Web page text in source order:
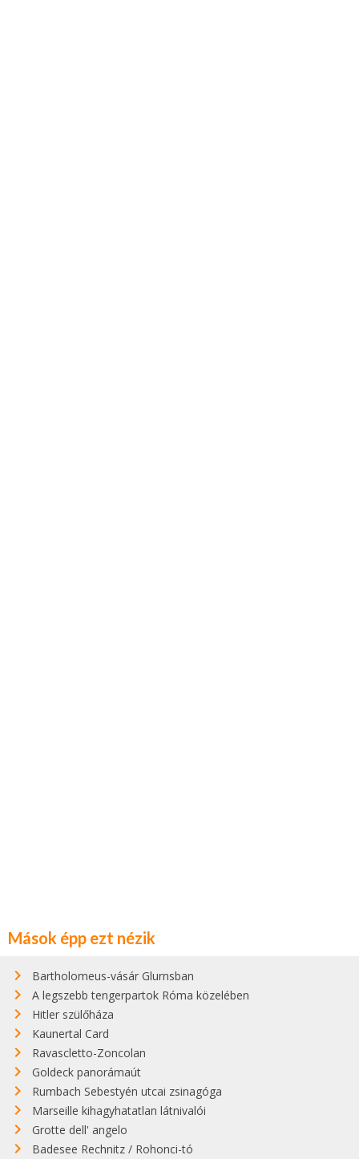
Mások épp ezt nézik
Bartholomeus-vásár Glurnsban
A legszebb tengerpartok Róma közelében
Hitler szülőháza
Kaunertal Card
Ravascletto-Zoncolan
Goldeck panorámaút
Rumbach Sebestyén utcai zsinagóga
Marseille kihagyhatatlan látnivalói
Grotte dell' angelo
Badesee Rechnitz / Rohonci-tó